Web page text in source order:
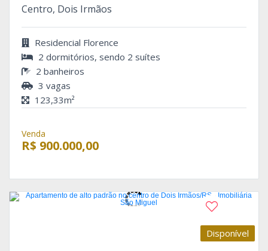
Centro, Dois Irmãos
Residencial Florence
2 dormitórios, sendo 2 suítes
2 banheiros
3 vagas
123,33m²
Venda
R$ 900.000,00
Disponível